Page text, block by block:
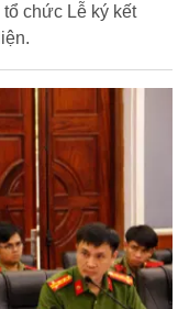
chức Lễ ký kết